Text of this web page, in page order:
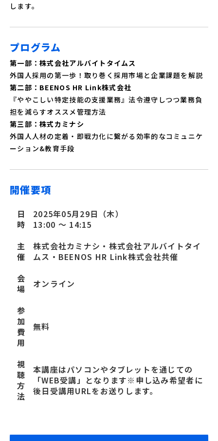
します。
プログラム
第一部：株式会社アルバイトタイムス
外国人採用の第一歩！取り巻く採用市場と企業課題を解説
第二部：BEENOS HR Link株式会社
『ややこしい特定技能の支援業務』法令遵守しつつ業務負
担を減らすオススメ管理方法
第三部：株式カミナシ
外国人人材の定着・即戦力化に繋がる効率的なコミュニケ
ーション&教育手段
開催要項
日
時
2025年05月29日（木）
13:00 〜 14:15
主
催
株式会社カミナシ・株式会社アルバイトタイ
ムス・BEENOS HR Link株式会社共催
会
場
オンライン
参
加
費
用
無料
視
聴
方
法
本講座はパソコンやタブレットを通じての
「WEB受講」となります※申し込み希望者に
後日受講用URLをお送りします。